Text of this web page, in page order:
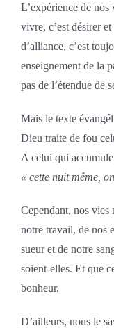
L’expérience de nos
vivre, c’est désirer
d’alliance, c’est
enseignement de la
pas de l’étendue de
Mais le texte
Dieu traite de fou
A celui qui
« cette nuit même,
Cependant, nos vies
notre travail, de nos
sueur et de notre
soient-elles. Et que
bonheur.
D’ailleurs, nous le